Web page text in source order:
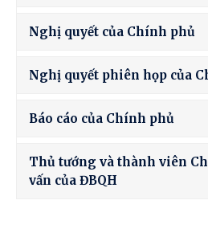
Nghị quyết của Chính phủ
Nghị quyết phiên họp của
Báo cáo của Chính phủ
Thủ tướng và thành viên
vấn của ĐBQH